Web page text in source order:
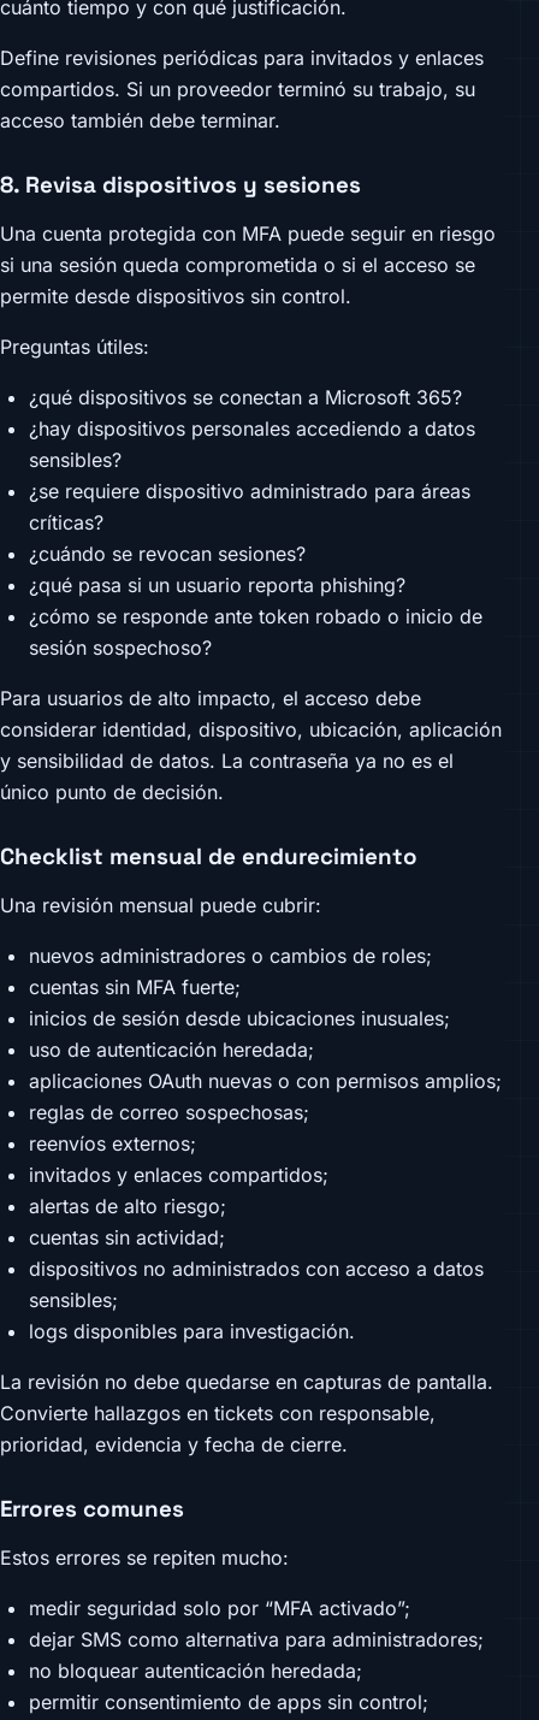
cuánto tiempo y con qué justificación.
Define revisiones periódicas para invitados y enlaces
compartidos. Si un proveedor terminó su trabajo, su
acceso también debe terminar.
8. Revisa dispositivos y sesiones
Una cuenta protegida con MFA puede seguir en riesgo
si una sesión queda comprometida o si el acceso se
permite desde dispositivos sin control.
Preguntas útiles:
¿qué dispositivos se conectan a Microsoft 365?
¿hay dispositivos personales accediendo a datos
sensibles?
¿se requiere dispositivo administrado para áreas
críticas?
¿cuándo se revocan sesiones?
¿qué pasa si un usuario reporta phishing?
¿cómo se responde ante token robado o inicio de
sesión sospechoso?
Para usuarios de alto impacto, el acceso debe
considerar identidad, dispositivo, ubicación, aplicación
y sensibilidad de datos. La contraseña ya no es el
único punto de decisión.
Checklist mensual de endurecimiento
Una revisión mensual puede cubrir:
nuevos administradores o cambios de roles;
cuentas sin MFA fuerte;
inicios de sesión desde ubicaciones inusuales;
uso de autenticación heredada;
aplicaciones OAuth nuevas o con permisos amplios;
reglas de correo sospechosas;
reenvíos externos;
invitados y enlaces compartidos;
alertas de alto riesgo;
cuentas sin actividad;
dispositivos no administrados con acceso a datos
sensibles;
logs disponibles para investigación.
La revisión no debe quedarse en capturas de pantalla.
Convierte hallazgos en tickets con responsable,
prioridad, evidencia y fecha de cierre.
Errores comunes
Estos errores se repiten mucho:
medir seguridad solo por “MFA activado”;
dejar SMS como alternativa para administradores;
no bloquear autenticación heredada;
permitir consentimiento de apps sin control;